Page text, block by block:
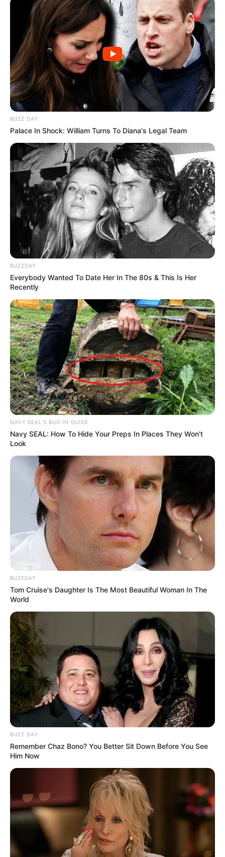
BUZZ DAY
Palace In Shock: William Turns To Diana's Legal Team
BUZZDAY
Everybody Wanted To Date Her In The 80s & This Is Her
Recently
NAVY SEAL'S BUG IN GUIDE
Navy SEAL: How To Hide Your Preps In Places They Won't
Look
BUZZDAY
Tom Cruise's Daughter Is The Most Beautiful Woman In The
World
BUZZ DAY
Remember Chaz Bono? You Better Sit Down Before You See
Him Now